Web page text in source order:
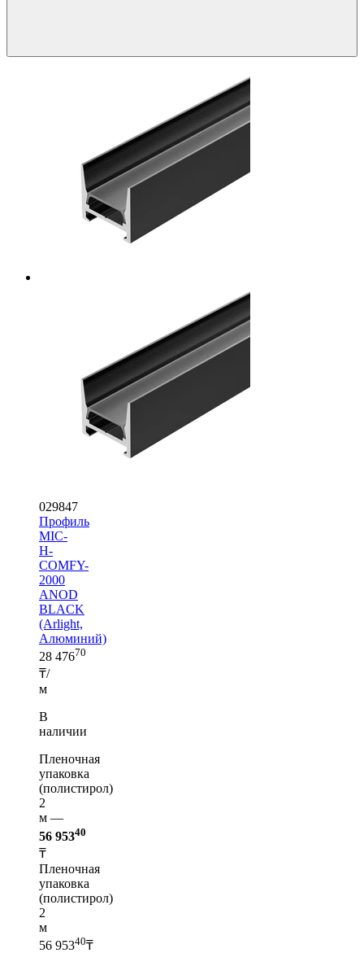
029847
Профиль
MIC-
H-
COMFY-
2000
ANOD
BLACK
(Arlight,
Алюминий)
28 47670
₸/
м
В
наличии
Пленочная
упаковка
(полистирол)
2
м —
56 95340
₸
Пленочная
упаковка
(полистирол)
2
м
56 95340₸